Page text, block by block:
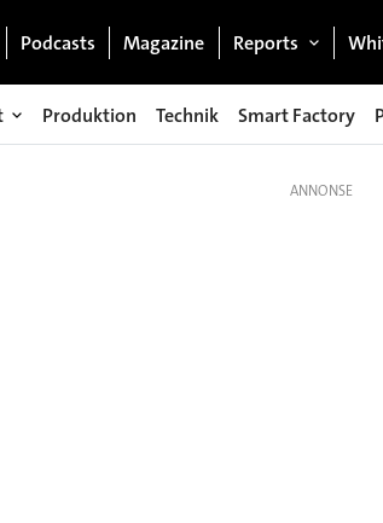
Podcasts Magazine Reports
Produktion Technik Smart Factory